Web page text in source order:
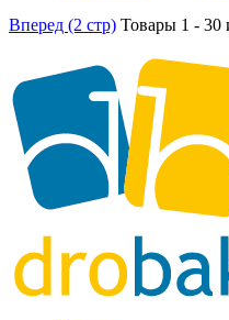
Вперед (2 стр) Товары 1 - 30